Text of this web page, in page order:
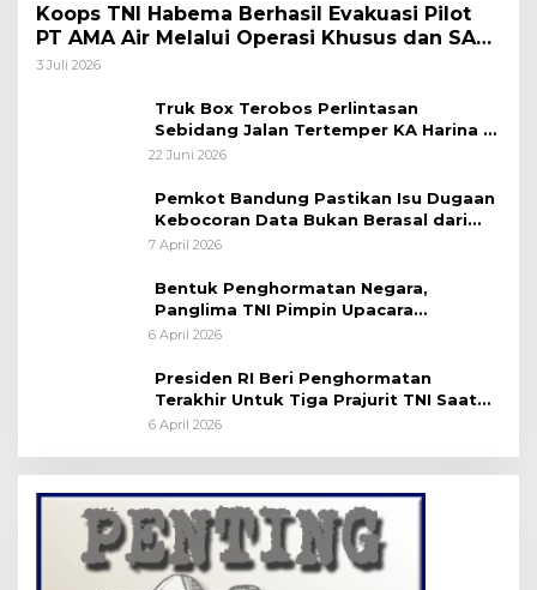
Koops TNI Habema Berhasil Evakuasi Pilot
PT AMA Air Melalui Operasi Khusus dan SAR
Taktis
3 Juli 2026
Truk Box Terobos Perlintasan
Sebidang Jalan Tertemper KA Harina di
Jalan Stasiun Poncol-Jrakah Semarang
22 Juni 2026
Pemkot Bandung Pastikan Isu Dugaan
Kebocoran Data Bukan Berasal dari
Server Disdukcapil
7 April 2026
Bentuk Penghormatan Negara,
Panglima TNI Pimpin Upacara
Pemakaman Militer
6 April 2026
Presiden RI Beri Penghormatan
Terakhir Untuk Tiga Prajurit TNI Saat
Persemayaman di Bandara Soekarno-
6 April 2026